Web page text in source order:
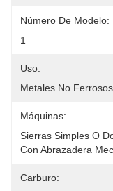
Número De Modelo:
1
Uso:
Metales No
Máquinas:
Sierras Simples O
Con Abrazadera
Carburo: